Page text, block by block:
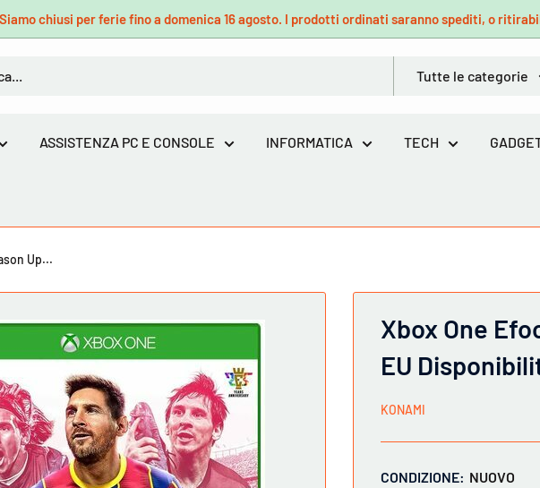
Siamo chiusi per ferie fino a domenica 16 agosto. I prodotti ordinati saranno spediti, o
Tutte le categorie
ASSISTENZA PC E CONSOLE INFORMATICA TECH
Up...
Xbox One
EU
KONAMI
CONDIZIONE: NUOVO